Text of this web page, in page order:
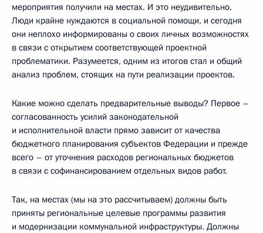
мероприятия получили на местах. И это неудивительно.
Люди крайне нуждаются в социальной помощи, и сегодня
они неплохо информированы о своих личных возможностях
в связи с открытием соответствующей проектной
проблематики. Разумеется, одним из итогов стал и общий
анализ проблем, стоящих на пути реализации проектов.
Какие можно сделать предварительные выводы? Первое –
согласованность усилий законодательной
и исполнительной власти прямо зависит от качества
бюджетного планирования субъектов Федерации и прежде
всего – от уточнения расходов региональных бюджетов
в связи с софинансированием отдельных видов работ.
Так, на местах (мы на это рассчитываем) должны быть
приняты региональные целевые программы развития
и модернизации коммунальной инфраструктуры. Должны